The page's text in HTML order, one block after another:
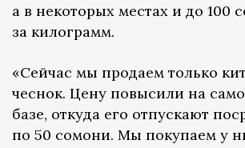
а в некоторых местах и до 100
за килограмм.
«Сейчас мы продаем только
чеснок. Цену повысили на
базе, откуда его отпускают
по 50 сомони. Мы покупаем у